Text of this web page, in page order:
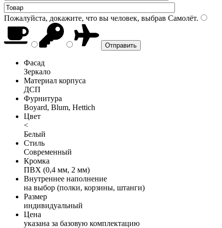
Пожалуйста, докажите, что вы человек, выбрав Самолёт.
Фасад
Зеркало
Материал корпуса
ДСП
Фурнитура
Boyard, Blum, Hettich
Цвет
<
Белый
Стиль
Современный
Кромка
ПВХ (0,4 мм, 2 мм)
Внутреннее наполнение
на выбор (полки, корзины, штанги)
Размер
индивидуальный
Цена
указана за базовую комплектацию